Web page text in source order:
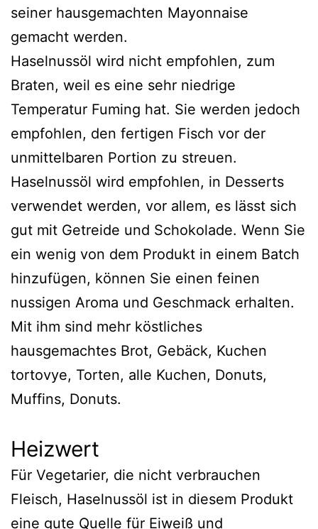
seiner hausgemachten Mayonnaise
gemacht werden.
Haselnussöl wird nicht empfohlen, zum
Braten, weil es eine sehr niedrige
Temperatur Fuming hat. Sie werden jedoch
empfohlen, den fertigen Fisch vor der
unmittelbaren Portion zu streuen.
Haselnussöl wird empfohlen, in Desserts
verwendet werden, vor allem, es lässt sich
gut mit Getreide und Schokolade. Wenn Sie
ein wenig von dem Produkt in einem Batch
hinzufügen, können Sie einen feinen
nussigen Aroma und Geschmack erhalten.
Mit ihm sind mehr köstliches
hausgemachtes Brot, Gebäck, Kuchen
tortovye, Torten, alle Kuchen, Donuts,
Muffins, Donuts.
Heizwert
Für Vegetarier, die nicht verbrauchen
Fleisch, Haselnussöl ist in diesem Produkt
eine gute Quelle für Eiweiß und